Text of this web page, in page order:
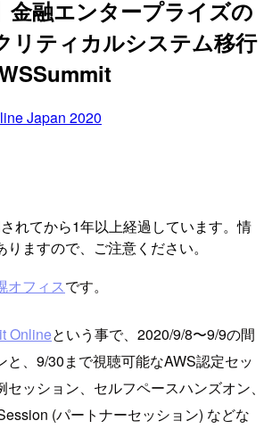
金融エンタープライズの
リティカルシステム移行
Japan 2020
れてから1年以上経過しています。情
ますので、ご注意ください。
オフィスです。
Onlineという事で、2020/9/8〜9/9の間
と、9/30まで視聴可能なAWS認定セッ
ッション、セルフペースハンズオン、
(パートナーセッション) などな